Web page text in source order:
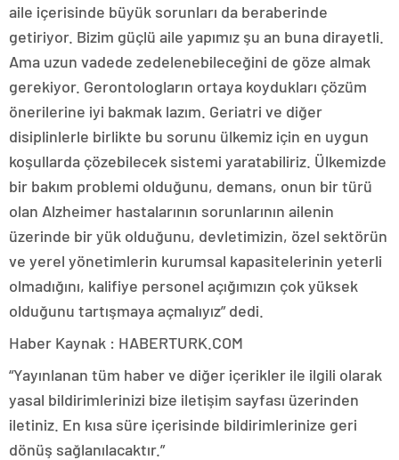
aile içerisinde büyük sorunları da beraberinde
getiriyor. Bizim güçlü aile yapımız şu an buna dirayetli.
Ama uzun vadede zedelenebileceğini de göze almak
gerekiyor. Gerontologların ortaya koydukları çözüm
önerilerine iyi bakmak lazım. Geriatri ve diğer
disiplinlerle birlikte bu sorunu ülkemiz için en uygun
koşullarda çözebilecek sistemi yaratabiliriz. Ülkemizde
bir bakım problemi olduğunu, demans, onun bir türü
olan Alzheimer hastalarının sorunlarının ailenin
üzerinde bir yük olduğunu, devletimizin, özel sektörün
ve yerel yönetimlerin kurumsal kapasitelerinin yeterli
olmadığını, kalifiye personel açığımızın çok yüksek
olduğunu tartışmaya açmalıyız” dedi.
Haber Kaynak : HABERTURK.COM
“Yayınlanan tüm haber ve diğer içerikler ile ilgili olarak
yasal bildirimlerinizi bize iletişim sayfası üzerinden
iletiniz. En kısa süre içerisinde bildirimlerinize geri
dönüş sağlanılacaktır.”